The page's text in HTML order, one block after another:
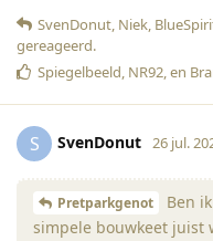
SvenDonut, Niek,
gereageerd.
Spiegelbeeld, NR92, en
S SvenDonut 26 jul.
Pretparkgenot
Ben
simpele bouwkeet juist